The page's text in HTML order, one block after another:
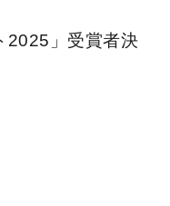
2025」受賞者決